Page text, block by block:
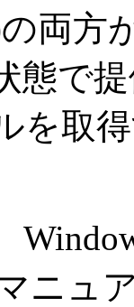
両方
態で
を取
ニュ